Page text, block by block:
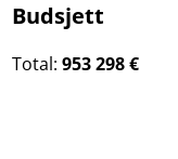
Budsjett
Total: 953 298 €